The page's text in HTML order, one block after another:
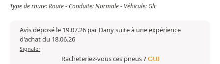
Type de route: Route - Conduite: Normale - Véhicule: Glc
Avis déposé le 19.07.26 par Dany suite à une expérience
d'achat du 18.06.26
Signaler
Racheteriez-vous ces pneus ?OUI